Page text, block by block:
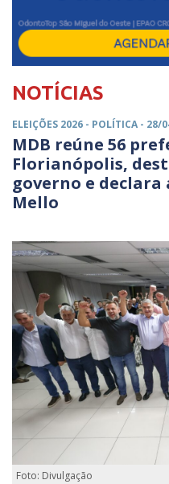
NOTÍCIAS
ELEIÇÕES 2026 - POLÍTICA - 28/
MDB reúne 56
Florianópolis,
governo e
Mello
Foto: Divulgação